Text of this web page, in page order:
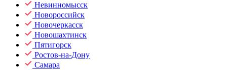
Невинномысск
Новороссийск
Новочеркасск
Новошахтинск
Пятигорск
Ростов-на-Дону
Самара